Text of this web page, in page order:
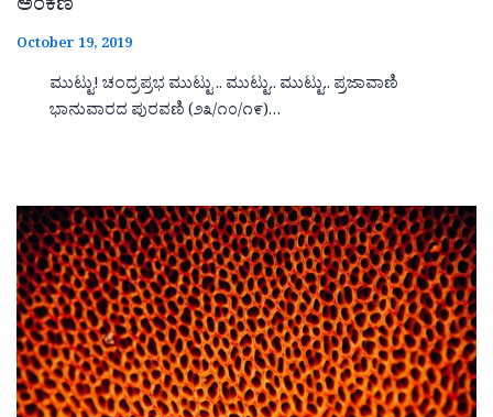
ಅಂಕಣ
October 19, 2019
ಮುಟ್ಟು! ಚಂದ್ರಪ್ರಭ ಮುಟ್ಟು .. ಮುಟ್ಟು.. ಮುಟ್ಟು.. ಪ್ರಜಾವಾಣಿ
ಭಾನುವಾರದ ಪುರವಣಿ (೨೩/೧೦/೧೯)…